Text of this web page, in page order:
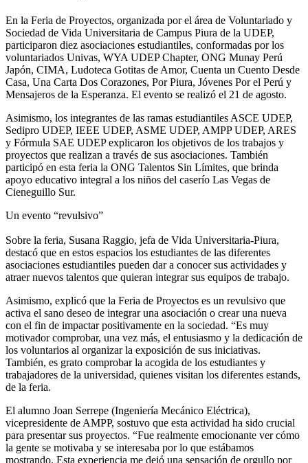
En la Feria de Proyectos, organizada por el área de Voluntariado y
Sociedad de Vida Universitaria de Campus Piura de la UDEP,
participaron diez asociaciones estudiantiles, conformadas por los
voluntariados Univas, WYA UDEP Chapter, ONG Munay Perú
Japón, CIMA, Ludoteca Gotitas de Amor, Cuenta un Cuento Desde
Casa, Una Carta Dos Corazones, Por Piura, Jóvenes Por el Perú y
Mensajeros de la Esperanza. El evento se realizó el 21 de agosto.
Asimismo, los integrantes de las ramas estudiantiles ASCE UDEP,
Sedipro UDEP, IEEE UDEP, ASME UDEP, AMPP UDEP, ARES
y Fórmula SAE UDEP explicaron los objetivos de los trabajos y
proyectos que realizan a través de sus asociaciones. También
participó en esta feria la ONG Talentos Sin Límites, que brinda
apoyo educativo integral a los niños del caserío Las Vegas de
Cieneguillo Sur.
Un evento “revulsivo”
Sobre la feria, Susana Raggio, jefa de Vida Universitaria-Piura,
destacó que en estos espacios los estudiantes de las diferentes
asociaciones estudiantiles pueden dar a conocer sus actividades y
atraer nuevos talentos que quieran integrar sus equipos de trabajo.
Asimismo, explicó que la Feria de Proyectos es un revulsivo que
activa el sano deseo de integrar una asociación o crear una nueva
con el fin de impactar positivamente en la sociedad. “Es muy
motivador comprobar, una vez más, el entusiasmo y la dedicación de
los voluntarios al organizar la exposición de sus iniciativas.
También, es grato comprobar la acogida de los estudiantes y
trabajadores de la universidad, quienes visitan los diferentes estands,
de la feria.
El alumno Joan Serrepe (Ingeniería Mecánico Eléctrica),
vicepresidente de AMPP, sostuvo que esta actividad ha sido crucial
para presentar sus proyectos. “Fue realmente emocionante ver cómo
la gente se motivaba y se interesaba por lo que estábamos
mostrando. Esta experiencia me dejó una sensación de orgullo por